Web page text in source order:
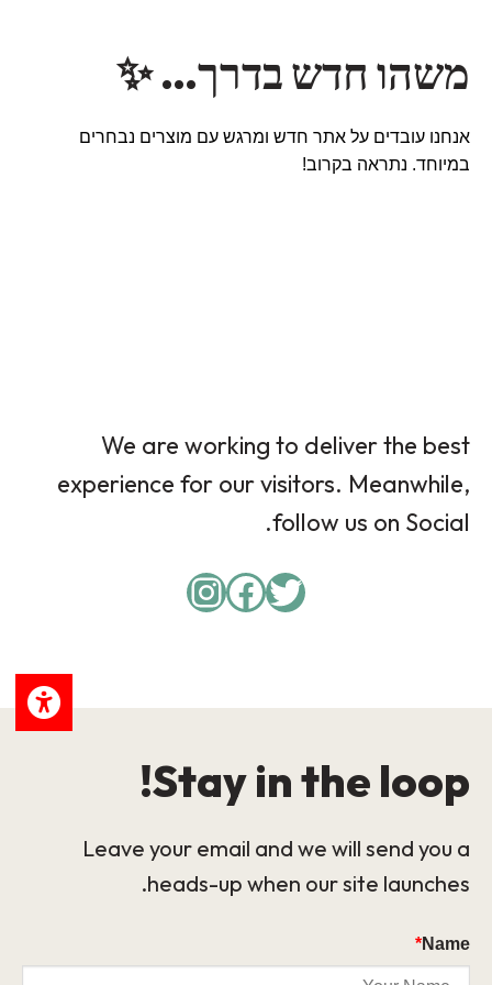
משהו חדש בדרך… ✨
אנחנו עובדים על אתר חדש ומרגש עם מוצרים נבחרים
במיוחד. נתראה בקרוב!
We are working to deliver the best
experience for our visitors. Meanwhile,
follow us on Social.
Twitter
Facebook
Instagram
Stay in the loop!
Leave your email and we will send you a
heads-up when our site launches.
Name
*